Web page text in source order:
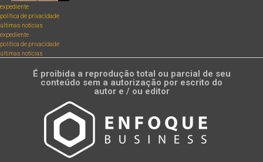
expediente
política de privacidade
últimas notícias
expediente
política de privacidade
últimas notícias
É proibida a reprodução total ou parcial de seu
conteúdo sem a autorização por escrito do
autor e / ou editor